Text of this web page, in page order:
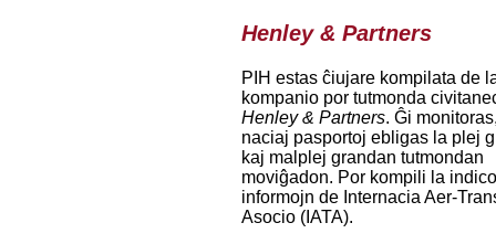
Henley & Partners
PIH estas ĉiujare kompilata de
kompanio por tutmonda
Henley & Partners. Ĝi
naciaj pasportoj ebligas la plej
kaj malplej grandan tutmondan
moviĝadon. Por kompili la
informojn de Internacia Aer-
Asocio (IATA).